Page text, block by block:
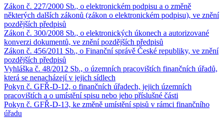
Zákon č. 227/2000 Sb., o elektronickém podpisu a o změně
některých dalších zákonů (zákon o elektronickém podpisu), ve znění
pozdějších předpisů
Zákon č. 300/2008 Sb., o elektronických úkonech a autorizované
konverzi dokumentů, ve znění pozdějších předpisů
Zákon č. 456/2011 Sb., o Finanční správě České republiky, ve znění
pozdějších předpisů
Vyhláška č. 48/2012 Sb., o územních pracovištích finančních úřadů,
která se nenacházejí v jejich sídlech
Pokyn č. GFŘ-D-12, o finančních úřadech, jejich územních
pracovištích a o umístění spisu nebo jeho příslušné části
Pokyn č. GFŘ-D-13, ke změně umístění spisů v rámci finančního
úřadu